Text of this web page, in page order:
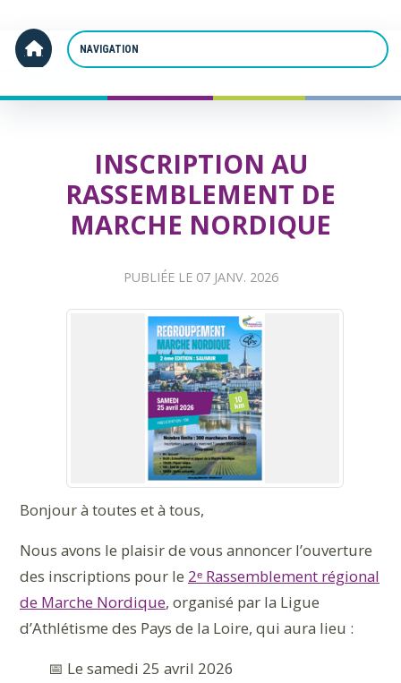
Accueil
INSCRIPTION AU
RASSEMBLEMENT DE
MARCHE NORDIQUE
PUBLIÉE LE 07 JANV. 2026
Bonjour à toutes et à tous,
Nous avons le plaisir de vous annoncer l’ouverture
des inscriptions pour le 2ᵉ Rassemblement régional
de Marche Nordique, organisé par la Ligue
d’Athlétisme des Pays de la Loire, qui aura lieu :
📅 Le samedi 25 avril 2026